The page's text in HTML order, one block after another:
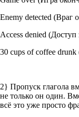
Enemy detected (Враг
Access denied
30 cups of coffee
2} Пропуск глагола
не только он один.
всё это уже просто